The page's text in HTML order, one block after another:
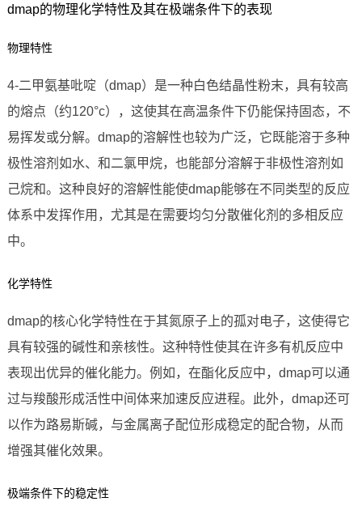
dmap的物理化学特性及其在极端条件下的表现
物理特性
4-二甲氨基吡啶（dmap）是一种白色结晶性粉末，具有较高
的熔点（约120°c），这使其在高温条件下仍能保持固态，不
易挥发或分解。dmap的溶解性也较为广泛，它既能溶于多种
极性溶剂如水、和二氯甲烷，也能部分溶解于非极性溶剂如
己烷和。这种良好的溶解性能使dmap能够在不同类型的反应
体系中发挥作用，尤其是在需要均匀分散催化剂的多相反应
中。
化学特性
dmap的核心化学特性在于其氮原子上的孤对电子，这使得它
具有较强的碱性和亲核性。这种特性使其在许多有机反应中
表现出优异的催化能力。例如，在酯化反应中，dmap可以通
过与羧酸形成活性中间体来加速反应进程。此外，dmap还可
以作为路易斯碱，与金属离子配位形成稳定的配合物，从而
增强其催化效果。
极端条件下的稳定性